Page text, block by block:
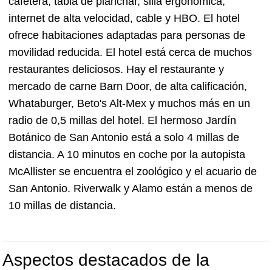
internet de alta velocidad, cable y HBO. El hotel
ofrece habitaciones adaptadas para personas de
movilidad reducida. El hotel está cerca de muchos
restaurantes deliciosos. Hay el restaurante y
mercado de carne Barn Door, de alta calificación,
Whataburger, Beto's Alt-Mex y muchos más en un
radio de 0,5 millas del hotel. El hermoso Jardín
Botánico de San Antonio está a solo 4 millas de
distancia. A 10 minutos en coche por la autopista
McAllister se encuentra el zoológico y el acuario de
San Antonio. Riverwalk y Alamo están a menos de
10 millas de distancia.
Aspectos destacados de la